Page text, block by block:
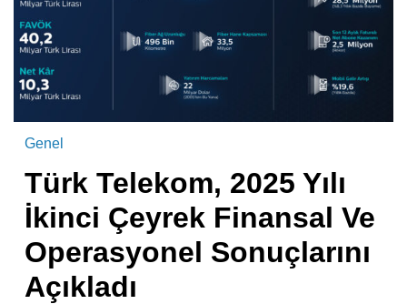
Genel
Türk Telekom, 2025 Yılı
İkinci Çeyrek Finansal Ve
Operasyonel Sonuçlarını
Açıkladı